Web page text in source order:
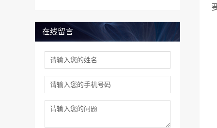
在线留言